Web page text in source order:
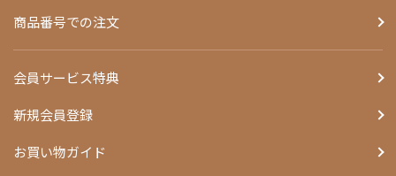
商品番号での注文
会員サービス特典
新規会員登録
お買い物ガイド